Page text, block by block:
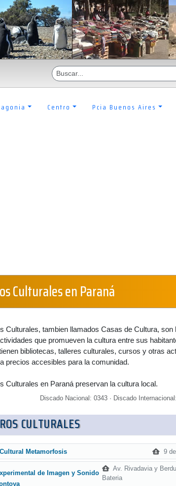
Centro Pcia Buenos Aires
Culturales en Paraná
Culturales, tambien llamados Casas de Cultura,
que promueven la cultura entre sus
bibliotecas, talleres culturales, cursos y otras
precios accesibles para la comunidad.
Culturales en Paraná preservan la cultura local.
Discado Nacional: 0343 · Discado
CULTURALES
Metamorfosis 9
de Imagen y Sonido
Av. Rivadavia y
Bateria